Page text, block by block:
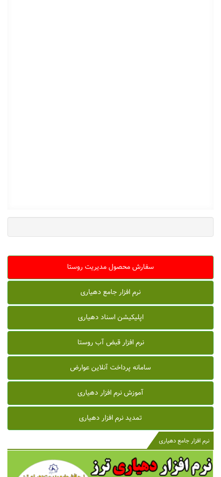
سفارش محصول مدیریت روستا
نرم افزار جامع دهیاری
اپلیکیشن اسناد دهیاری
نرم افزار قبض آب روستا
سامانه پرداخت آنلاین عوارض
آموزش نرم افزار دهیاری
تمدید نرم افزار دهیاری
نرم افزار جامع دهیاری